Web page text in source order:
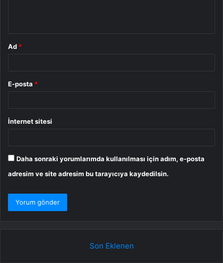
Ad *
E-posta *
İnternet sitesi
Daha sonraki yorumlarımda kullanılması için adım, e-posta
adresim ve site adresim bu tarayıcıya kaydedilsin.
Son Eklenen